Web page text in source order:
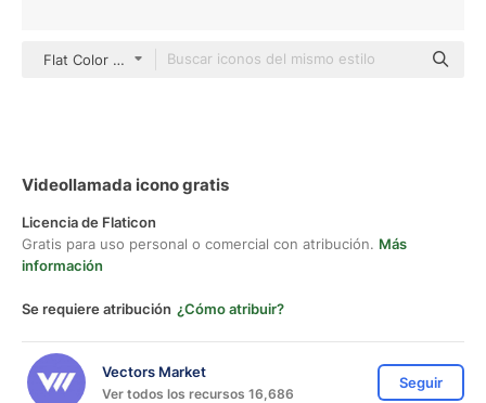
Flat Color Flat
Videollamada icono gratis
Licencia de Flaticon
Gratis para uso personal o comercial con atribución. Más
información
Se requiere atribución ¿Cómo atribuir?
Vectors Market
Ver todos los recursos 16,686
Seguir